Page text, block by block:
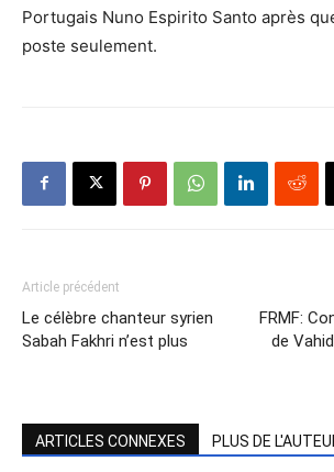
Portugais Nuno Espirito Santo après
poste seulement.
Article précédent
Le célèbre chanteur syrien
Sabah Fakhri n’est plus
FRMF:
de
ARTICLES CONNEXES PLUS DE